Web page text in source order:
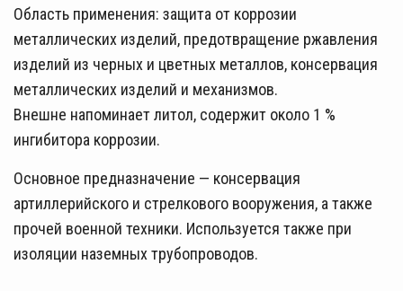
Область применения: защита от коррозии
металлических изделий, предотвращение ржавления
изделий из черных и цветных металлов, консервация
металлических изделий и механизмов.
Внешне напоминает литол, содержит около 1 %
ингибитора коррозии.
Основное предназначение — консервация
артиллерийского и стрелкового вооружения, а также
прочей военной техники. Используется также при
изоляции наземных трубопроводов.